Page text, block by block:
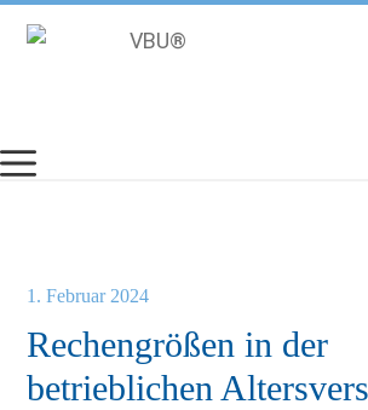
Inhalt
Rechengrößen in der
betrieblichen
1. Februar 2024